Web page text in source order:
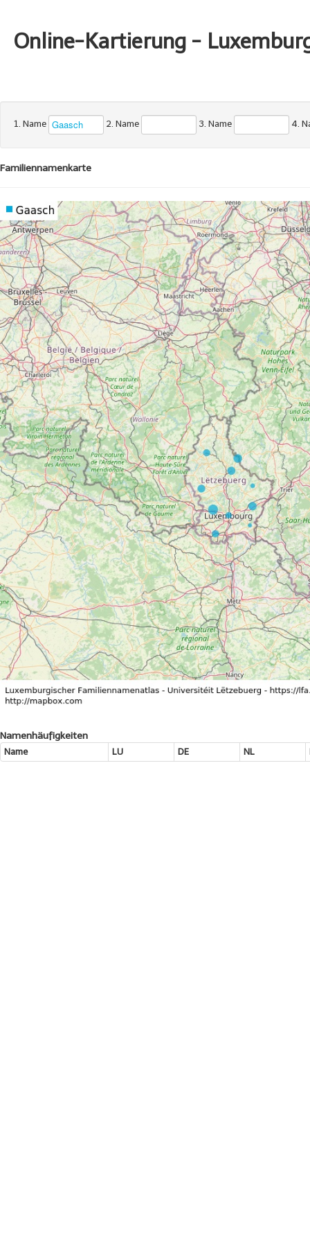
Online-Kartierung -
1. Name 2. Name 3. Name 4.
Familiennamenkarte
Namenhäufigkeiten
Name LU DE NL